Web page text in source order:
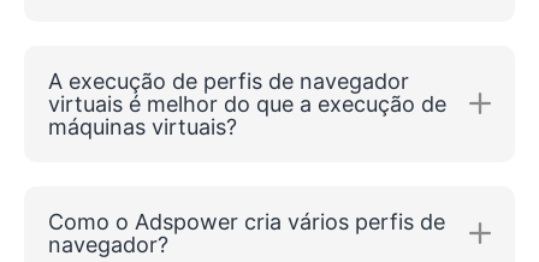
A execução de perfis de navegador
virtuais é melhor do que a execução de
máquinas virtuais?
Como o Adspower cria vários perfis de
navegador?